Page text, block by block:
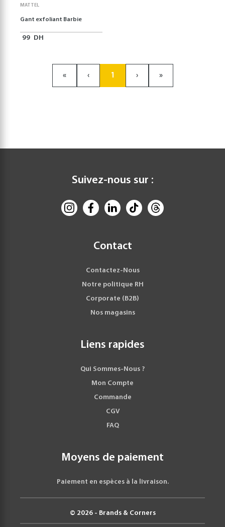
MATTEL
Gant exfoliant Barbie
99 DH
« ‹ 1 › »
Suivez-nous sur :
Contact
Contactez-Nous
Notre politique RH
Corporate (B2B)
Nos magasins
Liens rapides
Qui Sommes-Nous ?
Mon Compte
Commande
CGV
FAQ
Moyens de paiement
Paiement en espèces à la livraison.
© 2026 - Brands & Corners